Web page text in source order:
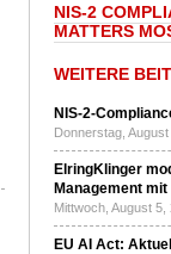
NIS-2
MATTERS
WEITERE
NIS-2-
Donnerstag,
ElringKlinger
Management
Mittwoch, August
EU AI Act: